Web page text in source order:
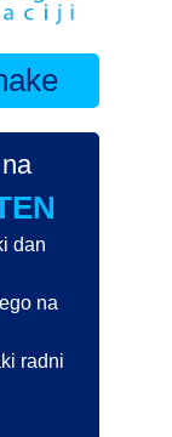
dan
na
radni